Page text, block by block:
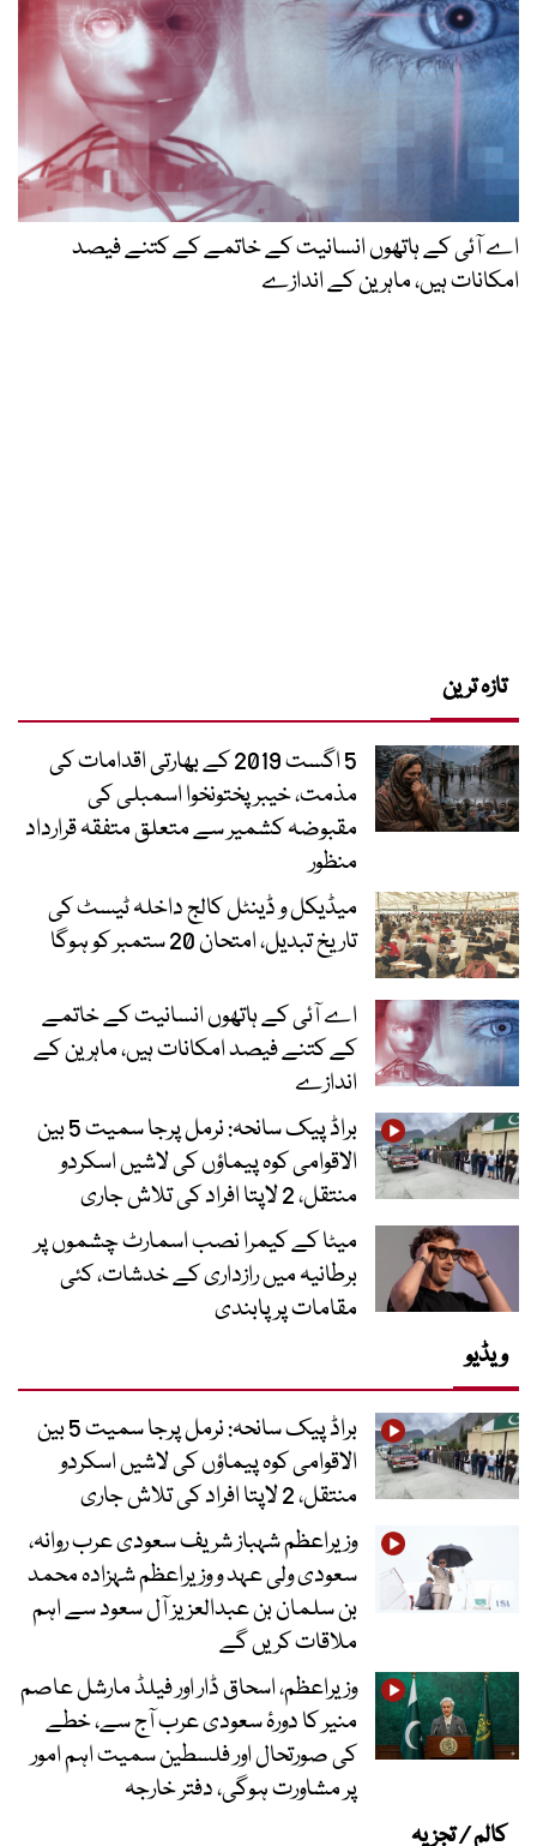
اے آئی کے ہاتھوں انسانیت کے خاتمے کے کتنے فیصد
امکانات ہیں، ماہرین کے اندازے
تازہ ترین
5 اگست 2019 کے بھارتی اقدامات کی
مذمت، خیبرپختونخوا اسمبلی کی
مقبوضہ کشمیر سے متعلق متفقہ قرارداد
منظور
میڈیکل و ڈینٹل کالج داخلہ ٹیسٹ کی
تاریخ تبدیل، امتحان 20 ستمبر کو ہوگا
اے آئی کے ہاتھوں انسانیت کے خاتمے
کے کتنے فیصد امکانات ہیں، ماہرین کے
اندازے
براڈ پیک سانحہ: نرمل پرجا سمیت 5 بین
الاقوامی کوہ پیماؤں کی لاشیں اسکردو
منتقل، 2 لاپتا افراد کی تلاش جاری
میٹا کے کیمرا نصب اسمارٹ چشموں پر
برطانیہ میں رازداری کے خدشات، کئی
مقامات پر پابندی
ویڈیو
براڈ پیک سانحہ: نرمل پرجا سمیت 5 بین
الاقوامی کوہ پیماؤں کی لاشیں اسکردو
منتقل، 2 لاپتا افراد کی تلاش جاری
وزیراعظم شہباز شریف سعودی عرب روانہ،
سعودی ولی عہد و وزیراعظم شہزادہ محمد
بن سلمان بن عبدالعزیز آل سعود سے اہم
ملاقات کریں گے
وزیراعظم، اسحاق ڈار اور فیلڈ مارشل عاصم
منیر کا دورۂ سعودی عرب آج سے، خطے
کی صورتحال اور فلسطین سمیت اہم امور
پر مشاورت ہوگی، دفتر خارجہ
کالم / تجزیہ